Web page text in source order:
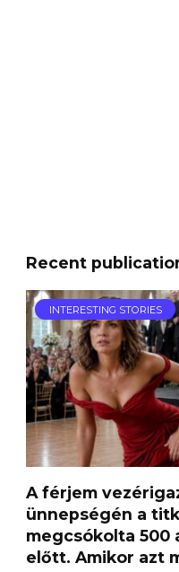
Recent
INTERESTING STORIES
A férjem
ünnepségén a
megcsókolta 500
előtt. Amikor azt